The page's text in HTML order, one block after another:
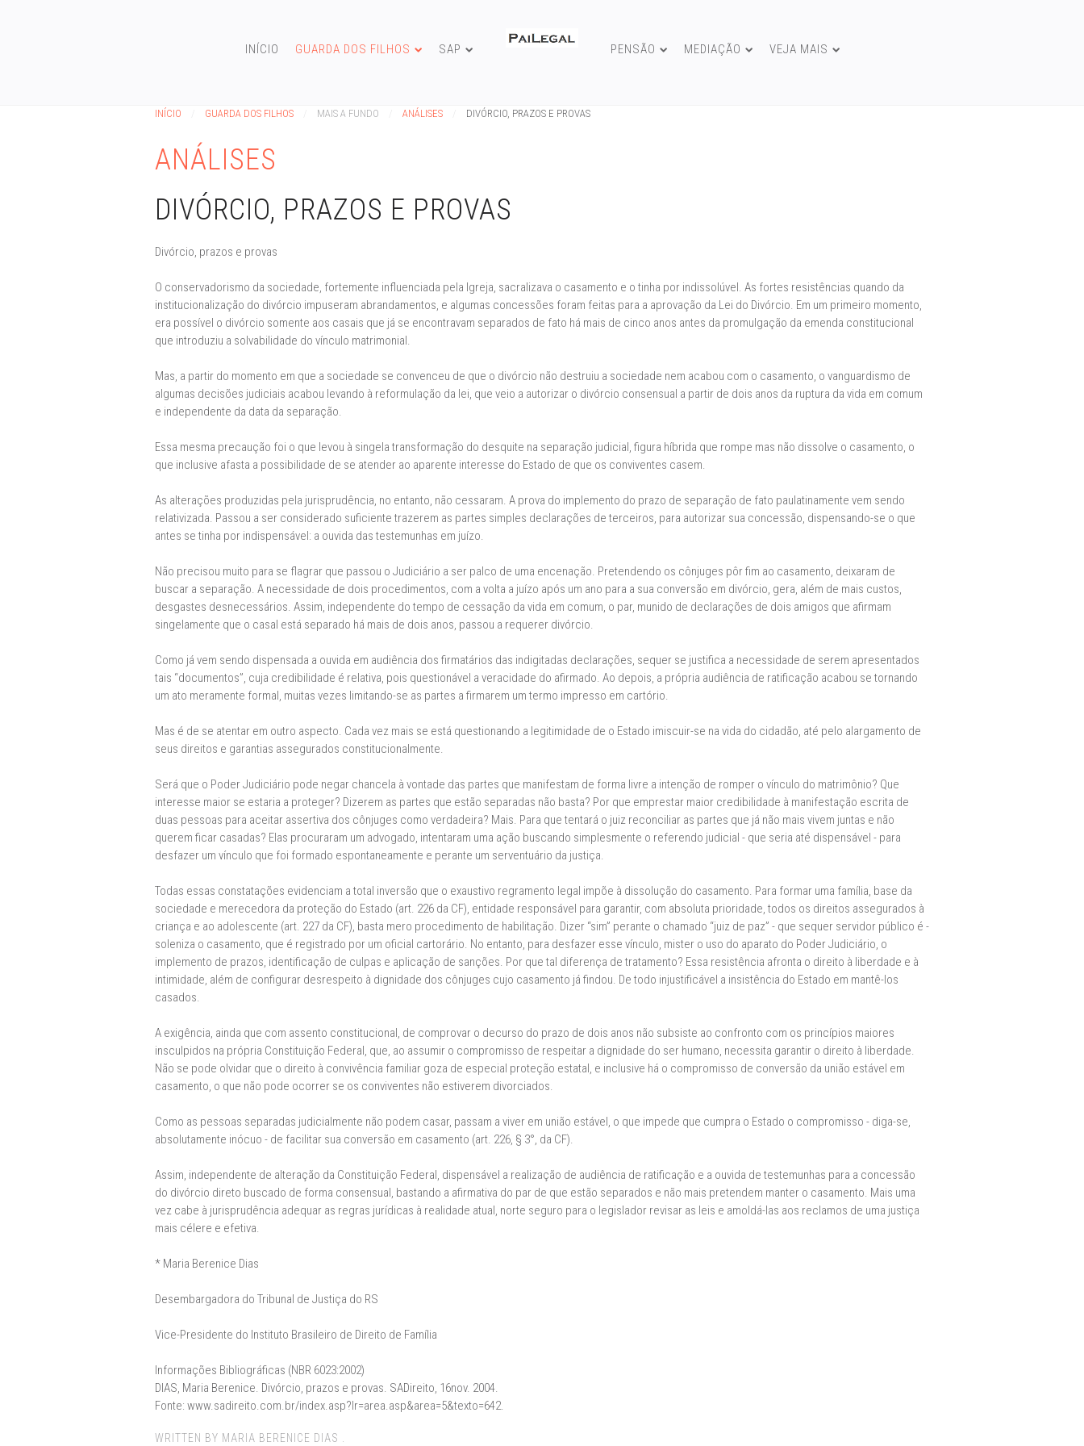
INÍCIO GUARDA DOS FILHOS SAP PENSÃO MEDIAÇÃO VEJA MAIS
INÍCIO GUARDA DOS FILHOS MAIS A FUNDO ANÁLISES DIVÓRCIO, PRAZOS E PROVAS
ANÁLISES
DIVÓRCIO, PRAZOS E PROVAS
Divórcio, prazos e provas
O conservadorismo da sociedade, fortemente influenciada pela Igreja, sacralizava o casamento e o tinha por indissolúvel. As fortes resistências quando da
institucionalização do divórcio impuseram abrandamentos, e algumas concessões foram feitas para a aprovação da Lei do Divórcio. Em um primeiro momento,
era possível o divórcio somente aos casais que já se encontravam separados de fato há mais de cinco anos antes da promulgação da emenda constitucional
que introduziu a solvabilidade do vínculo matrimonial.
Mas, a partir do momento em que a sociedade se convenceu de que o divórcio não destruiu a sociedade nem acabou com o casamento, o vanguardismo de
algumas decisões judiciais acabou levando à reformulação da lei, que veio a autorizar o divórcio consensual a partir de dois anos da ruptura da vida em comum
e independente da data da separação.
Essa mesma precaução foi o que levou à singela transformação do desquite na separação judicial, figura híbrida que rompe mas não dissolve o casamento, o
que inclusive afasta a possibilidade de se atender ao aparente interesse do Estado de que os conviventes casem.
As alterações produzidas pela jurisprudência, no entanto, não cessaram. A prova do implemento do prazo de separação de fato paulatinamente vem sendo
relativizada. Passou a ser considerado suficiente trazerem as partes simples declarações de terceiros, para autorizar sua concessão, dispensando-se o que
antes se tinha por indispensável: a ouvida das testemunhas em juízo.
Não precisou muito para se flagrar que passou o Judiciário a ser palco de uma encenação. Pretendendo os cônjuges pôr fim ao casamento, deixaram de
buscar a separação. A necessidade de dois procedimentos, com a volta a juízo após um ano para a sua conversão em divórcio, gera, além de mais custos,
desgastes desnecessários. Assim, independente do tempo de cessação da vida em comum, o par, munido de declarações de dois amigos que afirmam
singelamente que o casal está separado há mais de dois anos, passou a requerer divórcio.
Como já vem sendo dispensada a ouvida em audiência dos firmatários das indigitadas declarações, sequer se justifica a necessidade de serem apresentados
tais “documentos”, cuja credibilidade é relativa, pois questionável a veracidade do afirmado. Ao depois, a própria audiência de ratificação acabou se tornando
um ato meramente formal, muitas vezes limitando-se as partes a firmarem um termo impresso em cartório.
Mas é de se atentar em outro aspecto. Cada vez mais se está questionando a legitimidade de o Estado imiscuir-se na vida do cidadão, até pelo alargamento de
seus direitos e garantias assegurados constitucionalmente.
Será que o Poder Judiciário pode negar chancela à vontade das partes que manifestam de forma livre a intenção de romper o vínculo do matrimônio? Que
interesse maior se estaria a proteger? Dizerem as partes que estão separadas não basta? Por que emprestar maior credibilidade à manifestação escrita de
duas pessoas para aceitar assertiva dos cônjuges como verdadeira? Mais. Para que tentará o juiz reconciliar as partes que já não mais vivem juntas e não
querem ficar casadas? Elas procuraram um advogado, intentaram uma ação buscando simplesmente o referendo judicial - que seria até dispensável - para
desfazer um vínculo que foi formado espontaneamente e perante um serventuário da justiça.
Todas essas constatações evidenciam a total inversão que o exaustivo regramento legal impõe à dissolução do casamento. Para formar uma família, base da
sociedade e merecedora da proteção do Estado (art. 226 da CF), entidade responsável para garantir, com absoluta prioridade, todos os direitos assegurados à
criança e ao adolescente (art. 227 da CF), basta mero procedimento de habilitação. Dizer “sim” perante o chamado “juiz de paz” - que sequer servidor público é -
soleniza o casamento, que é registrado por um oficial cartorário. No entanto, para desfazer esse vínculo, mister o uso do aparato do Poder Judiciário, o
implemento de prazos, identificação de culpas e aplicação de sanções. Por que tal diferença de tratamento? Essa resistência afronta o direito à liberdade e à
intimidade, além de configurar desrespeito à dignidade dos cônjuges cujo casamento já findou. De todo injustificável a insistência do Estado em mantê-los
casados.
A exigência, ainda que com assento constitucional, de comprovar o decurso do prazo de dois anos não subsiste ao confronto com os princípios maiores
insculpidos na própria Constituição Federal, que, ao assumir o compromisso de respeitar a dignidade do ser humano, necessita garantir o direito à liberdade.
Não se pode olvidar que o direito à convivência familiar goza de especial proteção estatal, e inclusive há o compromisso de conversão da união estável em
casamento, o que não pode ocorrer se os conviventes não estiverem divorciados.
Como as pessoas separadas judicialmente não podem casar, passam a viver em união estável, o que impede que cumpra o Estado o compromisso - diga-se,
absolutamente inócuo - de facilitar sua conversão em casamento (art. 226, § 3°, da CF).
Assim, independente de alteração da Constituição Federal, dispensável a realização de audiência de ratificação e a ouvida de testemunhas para a concessão
do divórcio direto buscado de forma consensual, bastando a afirmativa do par de que estão separados e não mais pretendem manter o casamento. Mais uma
vez cabe à jurisprudência adequar as regras jurídicas à realidade atual, norte seguro para o legislador revisar as leis e amoldá-las aos reclamos de uma justiça
mais célere e efetiva.
* Maria Berenice Dias
Desembargadora do Tribunal de Justiça do RS
Vice-Presidente do Instituto Brasileiro de Direito de Família
Informações Bibliográficas (NBR 6023:2002)
DIAS, Maria Berenice. Divórcio, prazos e provas. SADireito, 16nov. 2004.
Fonte: www.sadireito.com.br/index.asp?Ir=area.asp&area=5&texto=642.
WRITTEN BY MARIA BERENICE DIAS .